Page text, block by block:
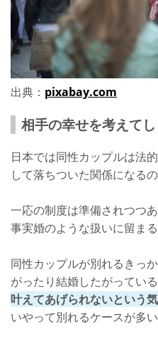
出典： pixabay.com
相手の幸せを考えてし
日本では同性カップルは法
して落ちついた関係になる
一応の制度は準備されつつ
事実婚のような扱いに留まる
同性カップルが別れるきっ
がったり結婚したがっている
叶えてあげられないという
いやって別れるケースが多